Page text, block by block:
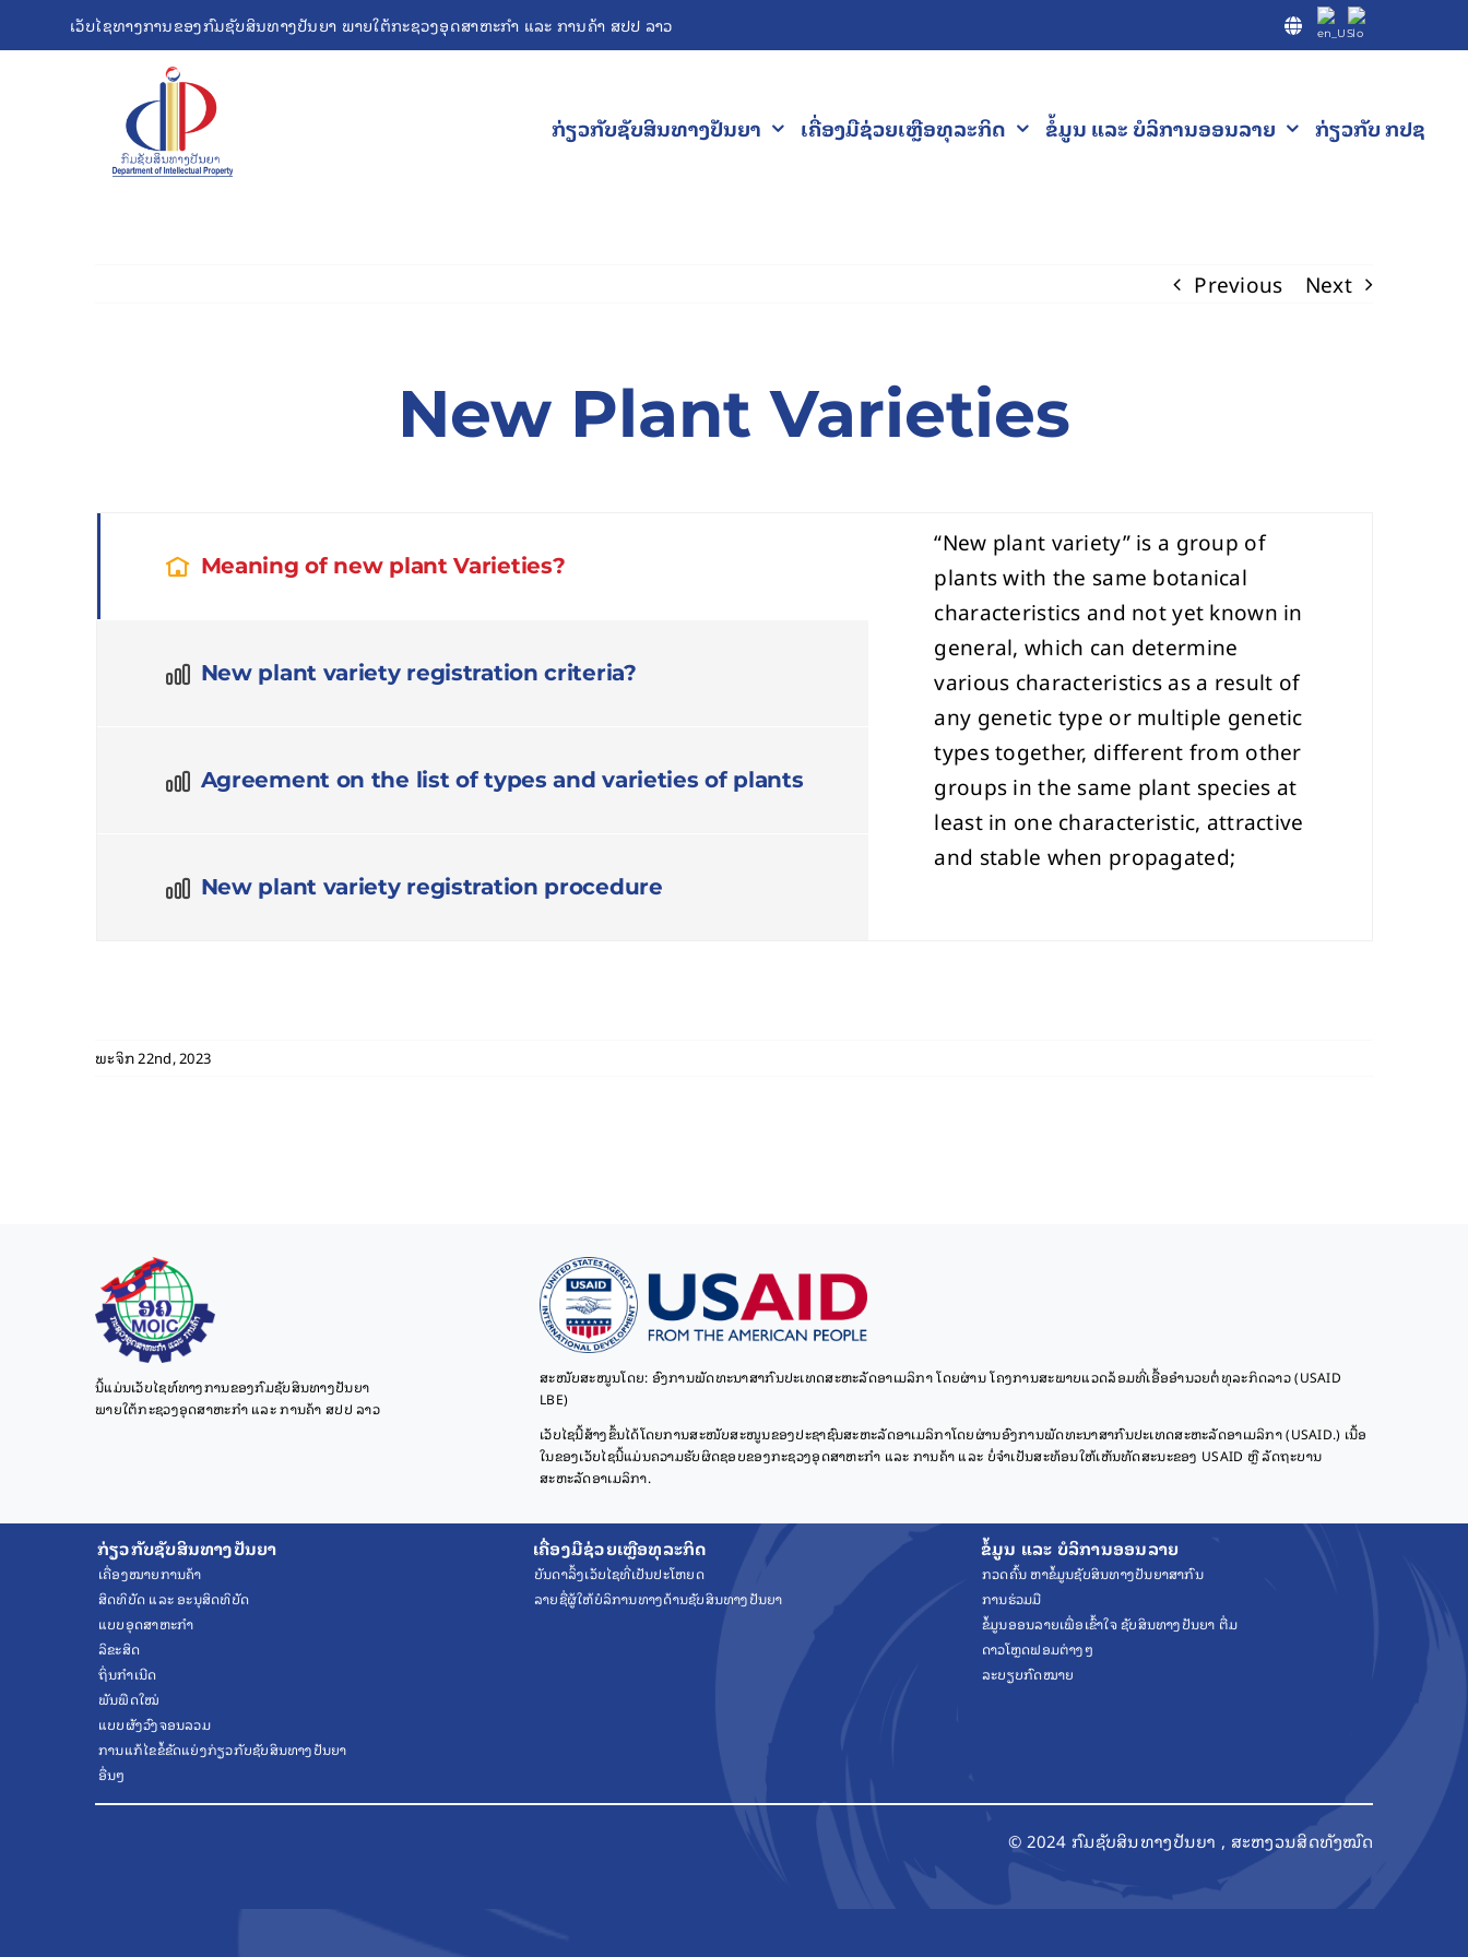
to
ເວັບໄຊທາງການຂອງກົມຊັບສິນທາງປັນຍາ ພາຍໃຕ້ກະຊວງອຸດສາຫະກຳ ແລະ ການຄ້າ ສປປ ລາວ
ກ່ຽວກັບຊັບສິນທາງປັນຍາ ເຄື່ອງມືຊ່ວຍເຫຼືອທຸລະກິດ ຂໍ້ມູນ ແລະ ບໍລິການອອນລາຍ ກ່ຽວກັບ ກປຊ
Previous Next
New Plant Varieties
Meaning of new plant Varieties?
New plant variety registration criteria?
Agreement on the list of types and varieties of plants
New plant variety registration procedure
“New plant variety” is a group of
plants with the same botanical
characteristics and not yet known in
general, which can determine
various characteristics as a result of
any genetic type or multiple genetic
types together, different from other
groups in the same plant species at
least in one characteristic, attractive
and stable when propagated;
ພະຈິກ 22nd, 2023
ນີ້ແມ່ນເວັບໄຊທ໌ທາງການຂອງກົມຊັບສິນທາງປັນຍາ
ພາຍໃຕ້ກະຊວງອຸດສາຫະກຳ ແລະ ການຄ້າ ສປປ ລາວ
ສະໜັບສະໜູນໂດຍ: ອົງການພັດທະນາສາກົນປະເທດສະຫະລັດອາເມລິກາ ໂດຍຜ່ານ ໂຄງການສະພາບແວດລ້ອມທີ່ເອື້ອອຳນວຍຕໍ່ທຸລະກິດລາວ (USAID
LBE)
ເວັບໄຊນີ້ສ້າງຂຶ້ນໄດ້ໂດຍການສະໜັບສະໜູນຂອງປະຊາຊົນສະຫະລັດອາເມລິກາໂດຍຜ່ານອົງການພັດທະນາສາກົນປະເທດສະຫະລັດອາເມລິກາ (USAID.) ເນື້ອ
ໃນຂອງເວັບໄຊນີ້ແມ່ນຄວາມຮັບຜິດຊອບຂອງກະຊວງອຸດສາຫະກຳ ແລະ ການຄ້າ ແລະ ບໍ່ຈໍາເປັນສະທ້ອນໃຫ້ເຫັນທັດສະນະຂອງ USAID ຫຼື ລັດຖະບານ
ສະຫະລັດອາເມລິກາ.
ກ່ຽວກັບຊັບສິນທາງປັນຍາ
ເຄື່ອງໝາຍການຄ້າ
ສິດທິບັດ ແລະ ອະນຸສິດທິບັດ
ແບບອຸດສາຫະກຳ
ລິຂະສິດ
ຖິ່ນກຳເນີດ
ພັນພືດໃໝ່
ແບບຜັງວົງຈອນລວມ
ການແກ້ໄຂຂໍ້ຂັດແຍ່ງກ່ຽວກັບຊັບສິນທາງປັນຍາ
ອື່ນໆ
ເຄື່ອງມືຊ່ວຍເຫຼືອທຸລະກິດ
ບັນດາລິ້ງເວັບໄຊທີ່ເປັນປະໂຫຍດ
ລາຍຊື່ຜູ້ໃຫ້ບໍລິການທາງດ້ານຊັບສິນທາງປັນຍາ
ຂໍ້ມູນ ແລະ ບໍລິການອອນລາຍ
ກວດຄົ້ນ ຫາຂໍ້ມູນຊັບສິນທາງປັນຍາສາກົນ
ການຮ່ວມມື
ຂໍ້ມູນອອນລາຍເພື່ອເຂົ້າໃຈ ຊັບສິນທາງປັນຍາ ຕື່ມ
ດາວໂຫຼດຟອມຕ່າງໆ
ລະບຽບກົດໝາຍ
© 2024 ກົມຊັບສິນທາງປັນຍາ , ສະຫງວນສິດທັງໝົດ